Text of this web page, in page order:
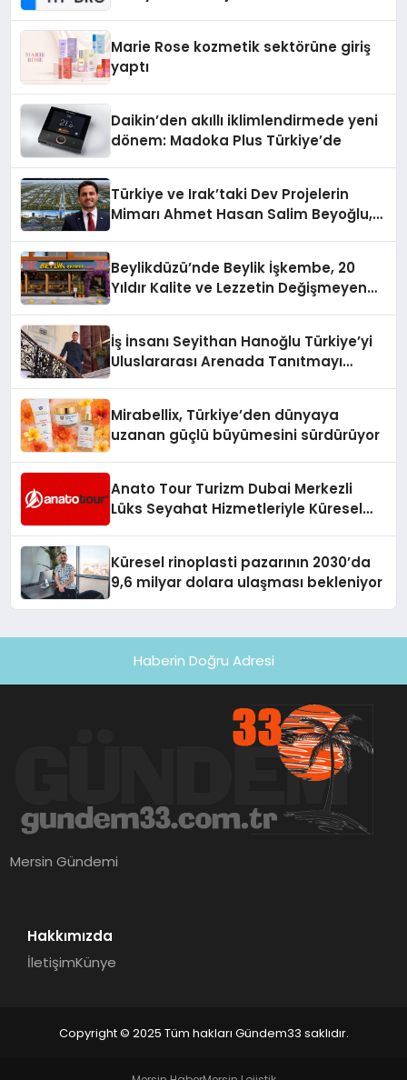
Marie Rose kozmetik sektörüne giriş
yaptı
Daikin’den akıllı iklimlendirmede yeni
dönem: Madoka Plus Türkiye’de
Türkiye ve Irak’taki Dev Projelerin
Mimarı Ahmet Hasan Salim Beyoğlu,
Hayata Geçirecek
Beylikdüzü’nde Beylik İşkembe, 20
Yıldır Kalite ve Lezzetin Değişmeyen
İş İnsanı Seyithan Hanoğlu Türkiye’yi
Uluslararası Arenada Tanıtmayı
Mirabellix, Türkiye’den dünyaya
uzanan güçlü büyümesini sürdürüyor
Anato Tour Turizm Dubai Merkezli
Lüks Seyahat Hizmetleriyle Küresel
Küresel rinoplasti pazarının 2030’da
9,6 milyar dolara ulaşması bekleniyor
Haberin Doğru Adresi
Mersin Gündemi
Hakkımızda
İletişimKünye
Copyright © 2025 Tüm hakları Gündem33 saklıdır.